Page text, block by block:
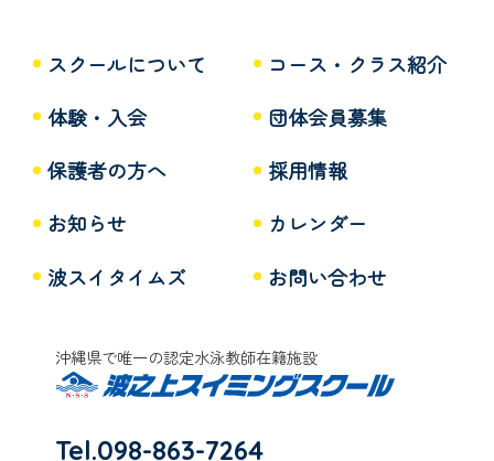
スクールについて
コース・クラス紹介
体験・入会
団体会員募集
保護者の方へ
採用情報
お知らせ
カレンダー
波スイタイムズ
お問い合わせ
沖縄県で唯一の認定水泳教師在籍施設
Tel.098-863-7264